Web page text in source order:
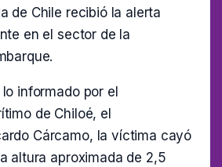
de Chile recibió la alerta
en el sector de la
informado por el
de Chiloé, el
Cárcamo, la víctima cayó
altura aproximada de 2,5